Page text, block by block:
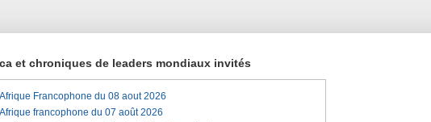
et chroniques de leaders mondiaux invités
Francophone du 08 aout 2026
francophone du 07 août 2026